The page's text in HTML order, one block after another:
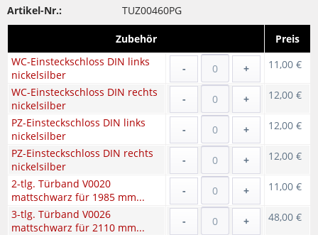
Artikel-Nr.: TUZ00460PG
Zubehör
Preis
WC-Einsteckschloss DIN links
nickelsilber
- + 11,00 €
WC-Einsteckschloss DIN rechts
nickelsilber
- + 12,00 €
PZ-Einsteckschloss DIN links
nickelsilber
- + 12,00 €
PZ-Einsteckschloss DIN rechts
nickelsilber
- + 12,00 €
2-tlg. Türband V0020
mattschwarz für 1985 mm...
- + 11,00 €
3-tlg. Türband V0026
mattschwarz für 2110 mm...
- + 48,00 €